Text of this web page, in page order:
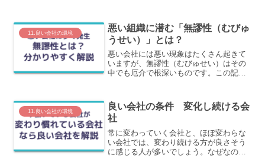
す。
11.良い会社の環境
悪い組織に潜む「無謬性（むびゅ
うせい）」とは？
悪い会社には悪い現象はたくさん起きて
いますが、無謬性（むびゅせい）はその
中でも厄介で根深いものです。この記事
やすいかを解説します。
11.良い会社の環境
良い会社の条件 変化し続ける会
社
常に変わっていく会社と、ほぼ変わらな
い会社では、変わり続ける方が良さそう
に感じる人が多いでしょう。なぜなの